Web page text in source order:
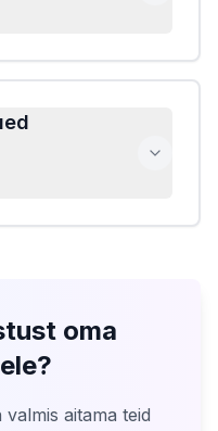
oma
aitama teid